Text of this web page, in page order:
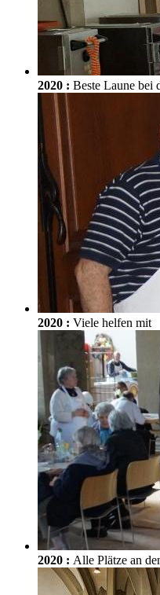
2020 : Beste Laune bei
2020 : Viele helfen mit
2020 : Alle Plätze an